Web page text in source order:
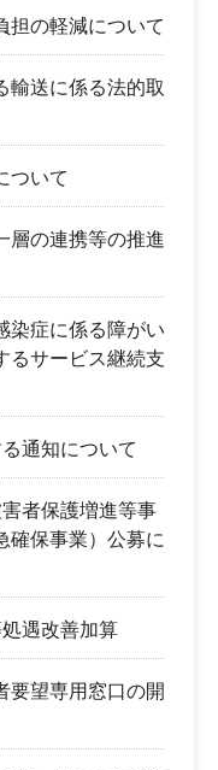
担の軽減について
輸送に係る法的取
ついて
層の連携等の推進
染症に係る障がい
るサービス継続支
通知について
者保護増進等事
確保事業）公募に
遇改善加算
要望専用窓口の開